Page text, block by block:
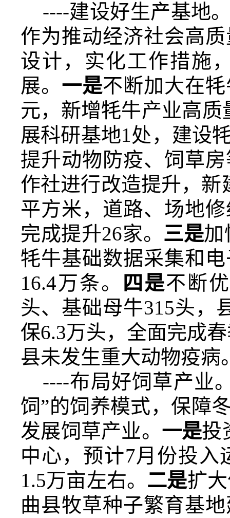
----建设好生产基地
作为推动经济社会高
设计，实化工作措施
展。 一是不断加大在
元，新增牦牛产业高
展科研基地1处， 建设
提升动物防疫、饲草
作社进行改造提升， 新
平方米，道路、场地
完成提升26家。 三是加
牦牛基础数据采集和
16.4万条。
四是不断
头、基础母牛315头，
保6.3万头，全面完成
县未发生重大动物疫病
----布局好饲草产业
饲”的饲养模式，保障
发展饲草产业。 一是投
中心，预计7月份投入
1.5万亩左右。 二是扩
曲县牧草种子繁育基